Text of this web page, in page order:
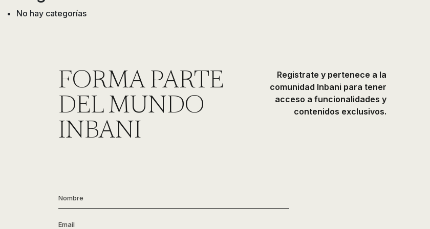
No hay categorías
FORMA PARTE
DEL MUNDO
INBANI
Registrate y pertenece a la
comunidad Inbani para tener
acceso a funcionalidades y
contenidos exclusivos.
Nombre
Email